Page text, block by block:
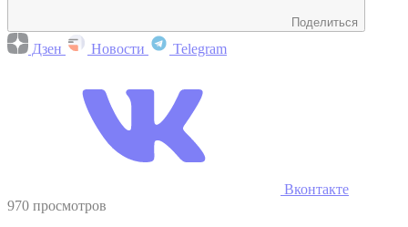
Поделиться
Дзен Новости Telegram
Вконтакте
970 просмотров